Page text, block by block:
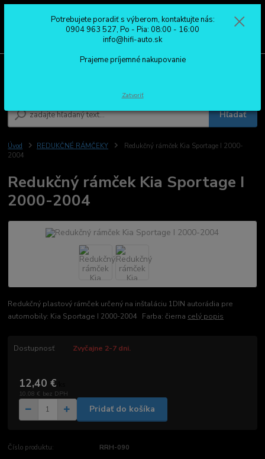
Hľadať
0904 963 527
Po - Pia: 08:00 - 16:00
Úvod REDUKČNÉ RÁMČEKY
Redukčný rámček Kia Sportage I 2000-
2004
Redukčný rámček Kia Sportage I
2000-2004
Redukčný plastový rámček určený na inštaláciu 1DIN autorádia pre
automobily: Kia Sportage I 2000-2004 Farba: čierna celý popis
Dostupnosť Zvyčajne 2-7 dni.
12,40 €
10,08 € bez DPH
Pridať do košíka
Číslo produktu: RRH-090
Potrebujete poradiť s výberom, kontaktujte nás:
0904 963 527, Po - Pia: 08:00 - 16:00
info@hifi-auto.sk
Prajeme príjemné nakupovanie
Zatvoriť